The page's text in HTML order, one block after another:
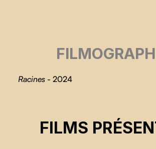
Racines - 2024
FILMS
RACINES
Mathieu Bélanger-Landry